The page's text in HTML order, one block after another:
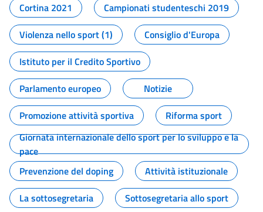
Cortina 2021
Campionati studenteschi 2019
Violenza nello sport (1)
Consiglio d'Europa
Istituto per il Credito Sportivo
Parlamento europeo
Notizie
Promozione attività sportiva
Riforma sport
Giornata internazionale dello sport per lo sviluppo e la
pace
Prevenzione del doping
Attività istituzionale
La sottosegretaria
Sottosegretaria allo sport